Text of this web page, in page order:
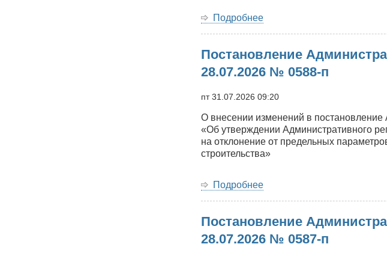
Подробнее
результатам
публичных
слушаний
Постановление
28.07.2026 № 0588-п
пт 31.07.2026 09:20
О внесении изменений в постановление
«Об утверждении Административного
на отклонение от предельных
строительства»
Подробнее
Боготольского
муниципального
округа
Постановление
28.07.2026 № 0587-п